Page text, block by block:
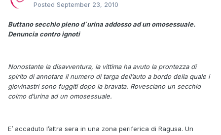
Posted September 23, 2010
Buttano secchio pieno d´urina addosso ad un omosessuale.
Denuncia contro ignoti
Nonostante la disavventura, la vittima ha avuto la prontezza di
spirito di annotare il numero di targa dell’auto a bordo della quale i
giovinastri sono fuggiti dopo la bravata. Rovesciano un secchio
colmo d’urina ad un omosessuale.
E’ accaduto l’altra sera in una zona periferica di Ragusa. Un